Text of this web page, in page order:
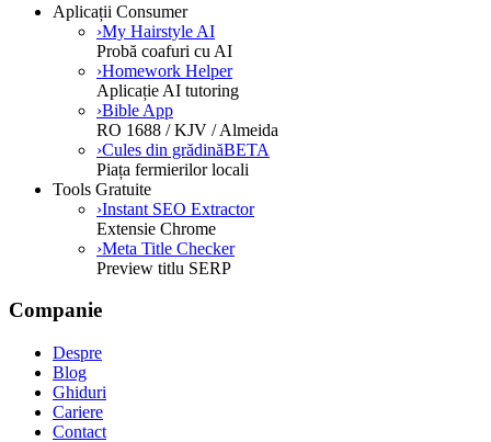
Aplicații Consumer
›My Hairstyle AI
Probă coafuri cu AI
›Homework Helper
Aplicație AI tutoring
›Bible App
RO 1688 / KJV / Almeida
›Cules din grădinăBETA
Piața fermierilor locali
Tools Gratuite
›Instant SEO Extractor
Extensie Chrome
›Meta Title Checker
Preview titlu SERP
Companie
Despre
Blog
Ghiduri
Cariere
Contact